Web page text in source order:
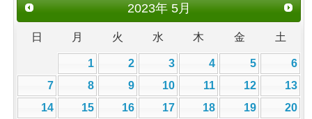
2023年5月
日 月 火 水 木 金 土
1 2 3 4 5
6
7
8 9 10 11 12
13
14
15 16 17 18 19
20